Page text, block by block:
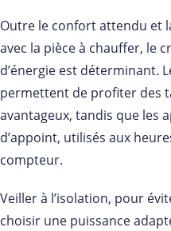
Outre le confort attendu et
avec la pièce à chauffer, le
d’énergie est déterminant.
permettent de profiter des
avantageux, tandis que les
d’appoint, utilisés aux
compteur.
Veiller à l’isolation, pour
choisir une puissance